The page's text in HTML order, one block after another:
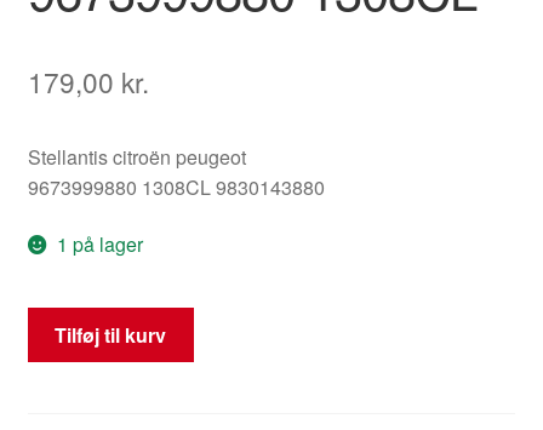
179,00 kr.
Stellantis citroën peugeot
9673999880 1308CL 9830143880
1 på lager
Sahara-
modstand
Tilføj til kurv